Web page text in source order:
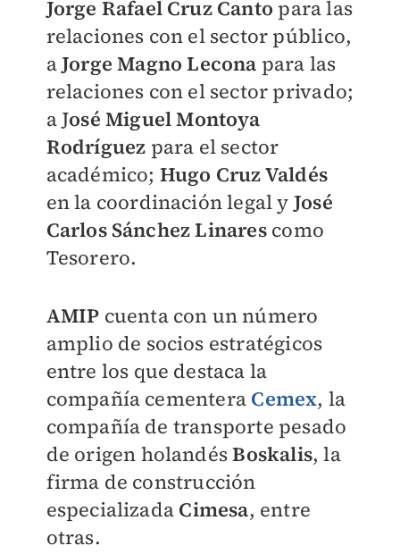
Jorge Rafael Cruz Canto para las
relaciones con el sector público,
aJorge Magno Lecona para las
relaciones con el sector privado;
a José Miguel Montoya
Rodríguez para el sector
académico; Hugo Cruz Valdés
en la coordinación legal y José
Carlos Sánchez Linarescomo
Tesorero.
AMIP cuenta con un número
amplio de socios estratégicos
entre los que destaca la
compañía cementera Cemex, la
compañía de transporte pesado
de origen holandésBoskalis, la
firma de construcción
especializada Cimesa, entre
otras.